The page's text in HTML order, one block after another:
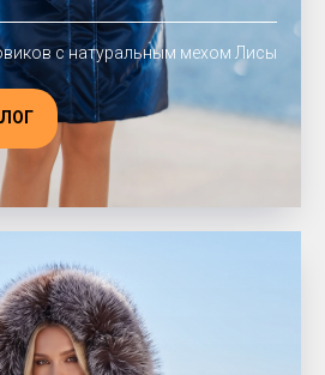
с натуральным мехом Лисы